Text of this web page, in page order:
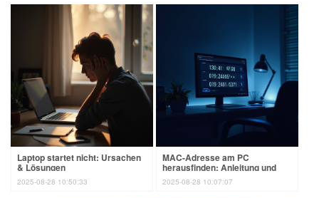
Laptop startet nicht: Ursachen
& Lösungen
2025-08-28 10:50:33
MAC-Adresse am PC
herausfinden: Anleitung und
Tipps 2024
2025-08-28 10:07:07